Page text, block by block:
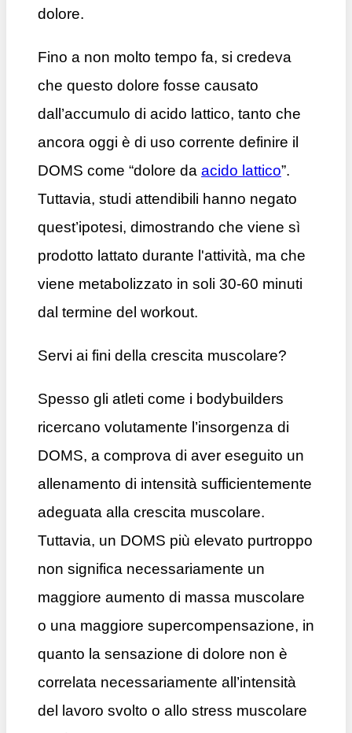
dolore.
Fino a non molto tempo fa, si credeva
che questo dolore fosse causato
dall’accumulo di acido lattico, tanto che
ancora oggi è di uso corrente definire il
DOMS come “dolore da acido lattico”.
Tuttavia, studi attendibili hanno negato
quest’ipotesi, dimostrando che viene sì
prodotto lattato durante l'attività, ma che
viene metabolizzato in soli 30-60 minuti
dal termine del workout.
Servi ai fini della crescita muscolare?
Spesso gli atleti come i bodybuilders
ricercano volutamente l’insorgenza di
DOMS, a comprova di aver eseguito un
allenamento di intensità sufficientemente
adeguata alla crescita muscolare.
Tuttavia, un DOMS più elevato purtroppo
non significa necessariamente un
maggiore aumento di massa muscolare
o una maggiore supercompensazione, in
quanto la sensazione di dolore non è
correlata necessariamente all’intensità
del lavoro svolto o allo stress muscolare